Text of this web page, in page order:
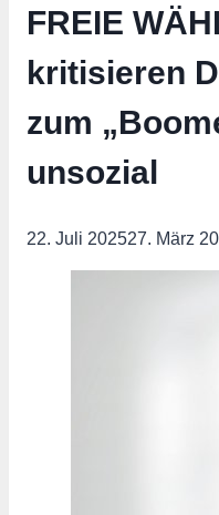
FREIE
kritisieren
zum
unsozial
22. Juli 202527. März